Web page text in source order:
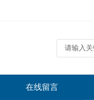
在线留言